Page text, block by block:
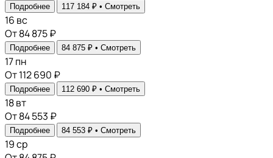
Подробнее 117 184 ₽ • Смотреть
16 вс
От 84 875 ₽
Подробнее 84 875 ₽ • Смотреть
17пн
От 112 690 ₽
Подробнее 112 690 ₽ • Смотреть
18вт
От 84 553 ₽
Подробнее 84 553 ₽ • Смотреть
19ср